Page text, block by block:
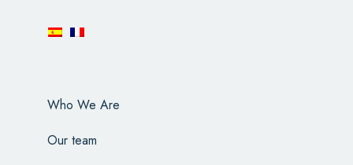
Who We Are
Our team